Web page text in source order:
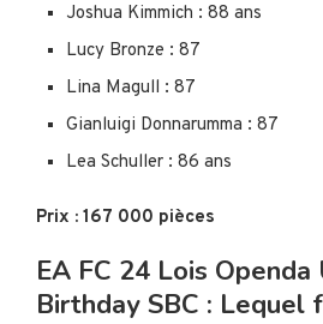
Joshua Kimmich : 88 ans
Lucy Bronze : 87
Lina Magull : 87
Gianluigi Donnarumma : 87
Lea Schuller : 86 ans
Prix : 167 000 pièces
EA FC 24 Lois
Birthday SBC : Lequel